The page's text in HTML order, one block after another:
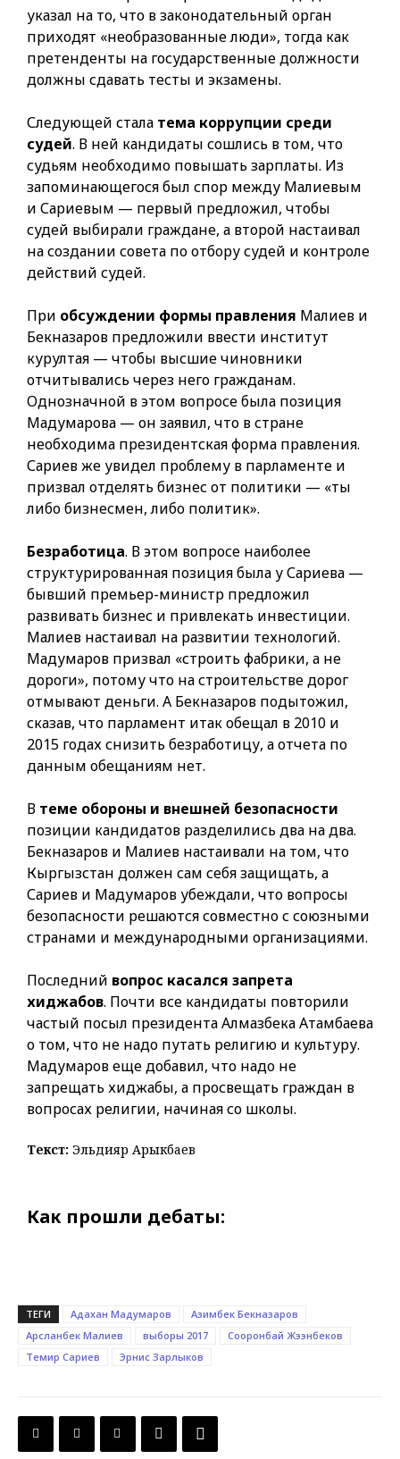
указал на то, что в законодательный орган
приходят «необразованные люди», тогда как
претенденты на государственные должности
должны сдавать тесты и экзамены.
Следующей стала тема коррупции среди
судей. В ней кандидаты сошлись в том, что
судьям необходимо повышать зарплаты. Из
запоминающегося был спор между Малиевым
и Сариевым — первый предложил, чтобы
судей выбирали граждане, а второй настаивал
на создании совета по отбору судей и контроле
действий судей.
При обсуждении формы правления Малиев и
Бекназаров предложили ввести институт
курултая — чтобы высшие чиновники
отчитывались через него гражданам.
Однозначной в этом вопросе была позиция
Мадумарова — он заявил, что в стране
необходима президентская форма правления.
Сариев же увидел проблему в парламенте и
призвал отделять бизнес от политики — «ты
либо бизнесмен, либо политик».
Безработица. В этом вопросе наиболее
структурированная позиция была у Сариева —
бывший премьер-министр предложил
развивать бизнес и привлекать инвестиции.
Малиев настаивал на развитии технологий.
Мадумаров призвал «строить фабрики, а не
дороги», потому что на строительстве дорог
отмывают деньги. А Бекназаров подытожил,
сказав, что парламент итак обещал в 2010 и
2015 годах снизить безработицу, а отчета по
данным обещаниям нет.
В теме обороны и внешней безопасности
позиции кандидатов разделились два на два.
Бекназаров и Малиев настаивали на том, что
Кыргызстан должен сам себя защищать, а
Сариев и Мадумаров убеждали, что вопросы
безопасности решаются совместно с союзными
странами и международными организациями.
Последний вопрос касался запрета
хиджабов. Почти все кандидаты повторили
частый посыл президента Алмазбека Атамбаева
о том, что не надо путать религию и культуру.
Мадумаров еще добавил, что надо не
запрещать хиджабы, а просвещать граждан в
вопросах религии, начиная со школы.
Текст: Эльдияр Арыкбаев
Как прошли дебаты:
ТЕГИ Адахан Мадумаров
Азимбек Бекназаров
Арсланбек Малиев
выборы 2017
Сооронбай Жээнбеков
Темир Сариев
Эрнис Зарлыков